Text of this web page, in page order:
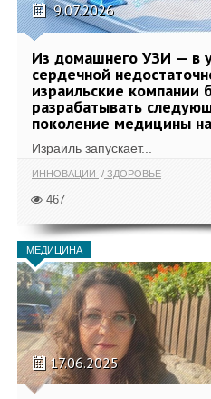
9.07.2026
Из домашнего УЗИ — в
сердечной
израильские компании
разрабатывать
поколение медицины
Израиль запускает...
ИННОВАЦИИ ЗДОРОВЬЕ
467
МЕДИЦИНА
17.06.2025